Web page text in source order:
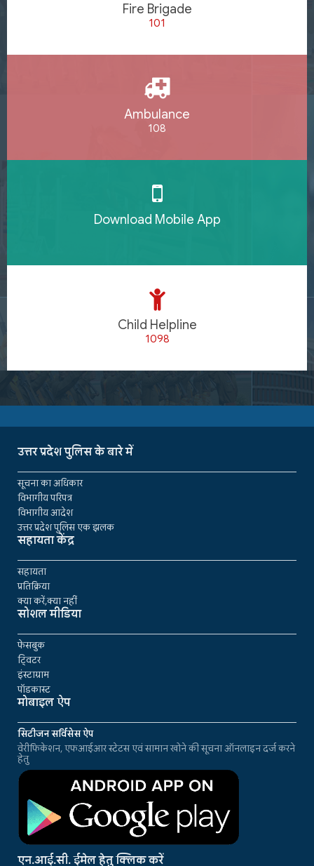
Fire Brigade
101
Ambulance
108
Download Mobile App
Child Helpline
1098
उत्तर प्रदेश पुलिस के बारे में
सूचना का अधिकार
विभागीय परिपत्र
विभागीय आदेश
उत्तर प्रदेश पुलिस एक झलक
सहायता केंद्र
सहायता
प्रतिक्रिया
क्या करें,क्या नहीं
सोशल मीडिया
फेसबुक
ट्विटर
इंस्टाग्राम
पॉडकास्ट
मोबाइल ऐप
सिटीजन सर्विसेस ऐप
वेरीफिकेशन, एफआईआर स्टेटस एवं सामान खोने की सूचना ऑनलाइन दर्ज करने
हेतु
एन.आई.सी. ईमेल हेतु क्लिक करें